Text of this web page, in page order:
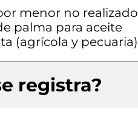
menor no realizado
palma para aceite
(agrícola y pecuaria)
registra?